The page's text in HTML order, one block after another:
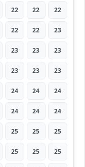
22 22 22
22 22 23
23 23 23
23 23 23
24 24 24
24 24 24
25 25 25
25 25 25